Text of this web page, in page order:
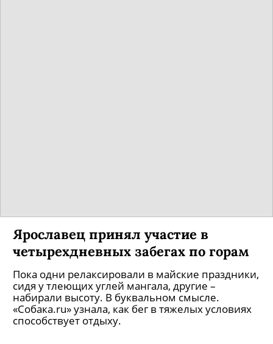
Ярославец принял участие в
четырехдневных забегах по горам
Пока одни релаксировали в майские праздники,
сидя у тлеющих углей мангала, другие –
набирали высоту. В буквальном смысле.
«Собака.ru» узнала, как бег в тяжелых условиях
способствует отдыху.